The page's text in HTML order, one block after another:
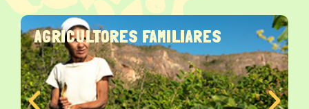
COMUNIDADE DE FUNDO E FECHO DE
PASTO